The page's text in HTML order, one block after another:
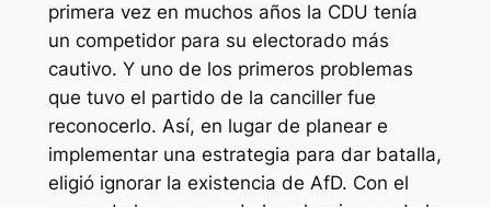
primera vez en muchos años la CDU tenía
un competidor para su electorado más
cautivo. Y uno de los primeros problemas
que tuvo el partido de la canciller fue
reconocerlo. Así, en lugar de planear e
implementar una estrategia para dar batalla,
eligió ignorar la existencia de AfD. Con el